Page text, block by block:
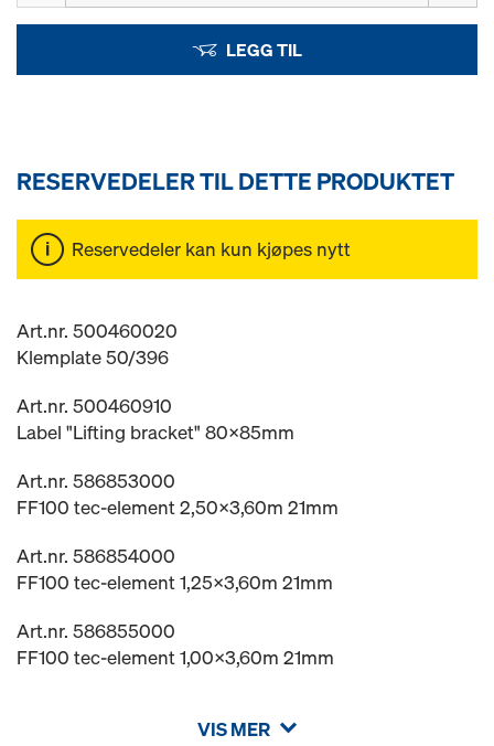
LEGG TIL
RESERVEDELER TIL DETTE PRODUKTET
Reservedeler kan kun kjøpes nytt
Art.nr. 500460020
Klemplate 50/396
Art.nr. 500460910
Label "Lifting bracket" 80x85mm
Art.nr. 586853000
FF100 tec-element 2,50x3,60m 21mm
Art.nr. 586854000
FF100 tec-element 1,25x3,60m 21mm
Art.nr. 586855000
FF100 tec-element 1,00x3,60m 21mm
VIS MER